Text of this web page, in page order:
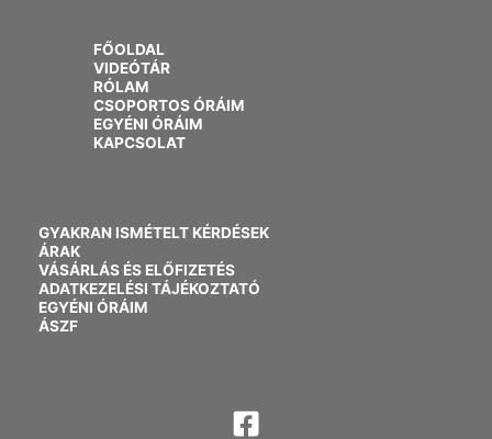
FŐOLDAL
VIDEÓTÁR
RÓLAM
CSOPORTOS ÓRÁIM
EGYÉNI ÓRÁIM
KAPCSOLAT
GYAKRAN ISMÉTELT KÉRDÉSEK
ÁRAK
VÁSÁRLÁS ÉS ELŐFIZETÉS
ADATKEZELÉSI TÁJÉKOZTATÓ
EGYÉNI ÓRÁIM
ÁSZF